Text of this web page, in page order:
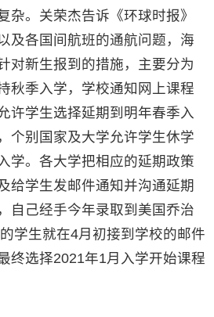
杂。关荣杰告诉《环球时报》
及各国间航班的通航问题，海
对新生报到的措施，主要分为
秋季入学，学校通知网上课程
许学生选择延期到明年春季入
个别国家及大学允许学生休学
学。各大学把相应的延期政策
给学生发邮件通知并沟通延期
自己经手今年录取到美国乔治
学生就在4月初接到学校的邮件
终选择2021年1月入学开始课程